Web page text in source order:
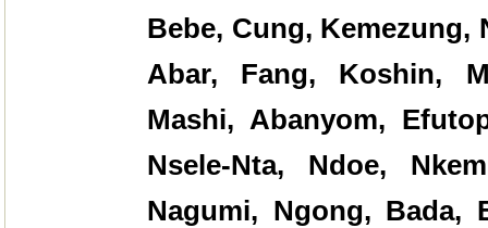
Bebe, Cung, Kemezung,
Abar, Fang, Koshin,
Mashi, Abanyom,
Nsele-Nta, Ndoe,
Nagumi, Ngong, Bada,